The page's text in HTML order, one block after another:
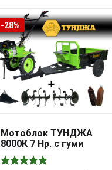
-28%
Мотоблок ТУНДЖА
8000К 7 Hp. с гуми
4х10 и ремарке
ТУНДЖА 500кг.